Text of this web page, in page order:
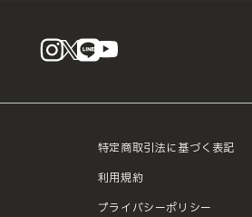
instagram
X LINE
特定商取引法に基づく表記
利用規約
プライバシーポリシー